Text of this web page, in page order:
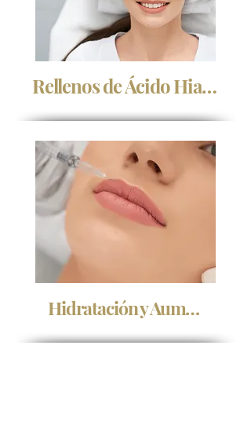
Rellenos de Ácido Hialurónico
Hidratación y Aumento de Labios